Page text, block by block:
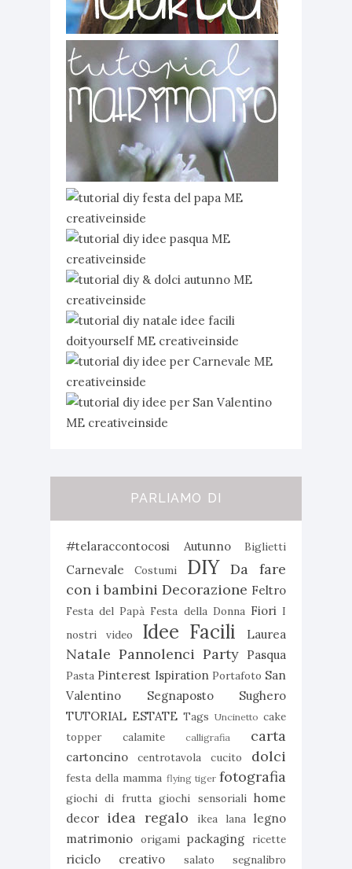
PARLIAMO DI
#telaraccontocosi Autunno Biglietti
Carnevale Costumi DIY
Da fare
con i bambini Decorazione Feltro
Festa del Papà Festa della Donna Fiori I
nostri video
Idee Facili Laurea
Natale Pannolenci Party Pasqua
Pasta Pinterest Ispiration Portafoto San
Valentino
Segnaposto
Sughero
TUTORIAL ESTATE Tags Uncinetto cake
topper
calamite calligrafia carta
cartoncino centrotavola cucito dolci
festa della mamma flying tiger fotografia
giochi di frutta giochi sensoriali home
decor idea regalo ikea lana legno
matrimonio origami packaging ricette
riciclo creativo salato
segnalibro